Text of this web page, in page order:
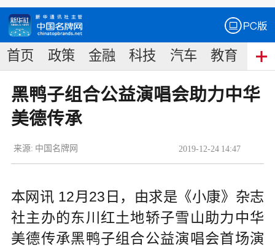
首页 政策 金融 科技 汽车 教育 食
黑鸭子组合公益演唱会助力中华
美德传承
2019-12-24 14:47
来源: 中国名牌网
本网讯 12月23日，由求是《小康》杂志
社主办的东川红土地轿子雪山助力中华
美德传承黑鸭子组合公益演唱会首场演